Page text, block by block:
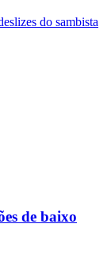
do sambista
de baixo